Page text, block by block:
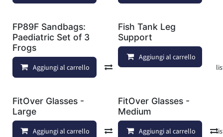
FP89F Sandbags:
Paediatric Set of 3
Frogs
Aggiungi al carrello Confronta Aggiungi alla
Fish Tank Leg
Support
Aggiungi al carrello
FitOver Glasses -
Large
Aggiungi al carrello Confronta Aggiungi alla
FitOver Glasses -
Medium
Aggiungi al carrello